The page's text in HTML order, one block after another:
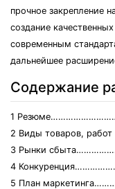
прочное закрепление
создание
современным
дальнейшее
Содержание
1
2 Виды товаров,
3 Рынки
4
5 План